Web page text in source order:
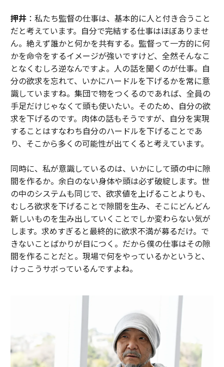
押井：私たち監督の仕事は、基本的に人と付き合うこと
だと考えています。自分で完結する仕事はほぼありませ
ん。絶えず誰かと何かを共有する。監督って一方的に何
かを命令をするイメージが強いですけど、全然そんなこ
となくむしろ逆なんですよ。人の話を聞くのが仕事。自
分の欲求を忘れて、いかにハードルを下げるかを常に意
識していますね。集団で物をつくるのであれば、全員の
手足だけじゃなくて頭も使いたい。そのため、自分の欲
求を下げるのです。肉体の話もそうですが、自分を実現
することはすなわち自分のハードルを下げることであ
り、そこから多くの可能性が出てくると考えています。
同時に、私が意識しているのは、いかにして頭の中に隙
間を作るか。余白のない身体や頭は必ず破綻します。世
の中のシステムも同じで、欲求値を上げることよりも、
むしろ欲求を下げることで隙間を生み、そこにどんどん
新しいものを生み出していくことでしか変わらない気が
します。求めすぎると最終的に欲求不満が募るだけ。で
きないことばかりが目につく。だから僕の仕事はその隙
間を作ることだと。現場で何をやっているかというと、
けっこうサボっているんですよね。